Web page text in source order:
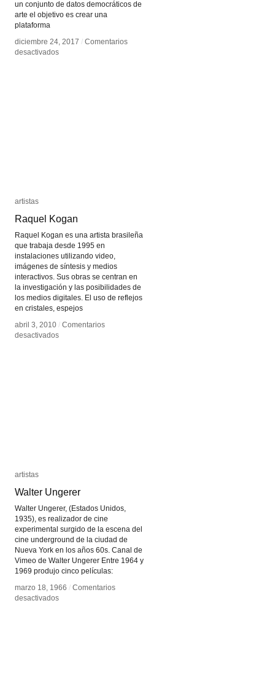
un conjunto de datos democráticos de
arte el objetivo es crear una
plataforma
diciembre 24, 2017 / Comentarios
desactivadosen
diciembre 24, 2017 / Comentarios
desactivadosen
artistas
Raquel Kogan
Raquel Kogan es una artista brasileña
que trabaja desde 1995 en
instalaciones utilizando video,
imágenes de síntesis y medios
interactivos. Sus obras se centran en
la investigación y las posibilidades de
los medios digitales. El uso de reflejos
en cristales, espejos
abril 3, 2010 / Comentarios
desactivadosen
artistas
Raquel Kogan
abril 3, 2010 / Comentarios
desactivadosen
artistas
Walter Ungerer
Walter Ungerer, (Estados Unidos,
1935), es realizador de cine
experimental surgido de la escena del
cine underground de la ciudad de
Nueva York en los años 60s. Canal de
Vimeo de Walter Ungerer Entre 1964 y
1969 produjo cinco películas:
marzo 18, 1966 / Comentarios
desactivadosen
artistas
Walter Ungerer
marzo 18, 1966 / Comentarios
desactivadosen